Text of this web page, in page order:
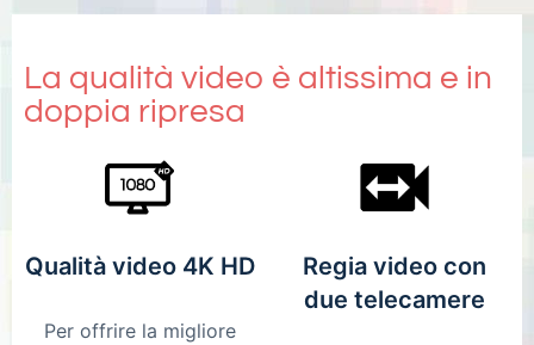
La qualità video è altissima e in
doppia ripresa
Qualità video 4K HD
Per offrire la migliore
Regia video con
due telecamere